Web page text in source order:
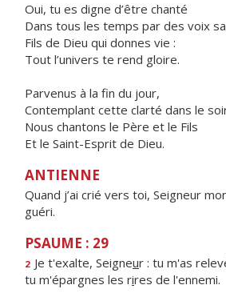
Oui, tu es digne d’être chanté
Dans tous les temps par des voix
Fils de Dieu qui donnes vie :
Tout l’univers te rend gloire.
Parvenus à la fin du jour,
Contemplant cette clarté dans le
Nous chantons le Père et le Fils
Et le Saint-Esprit de Dieu.
ANTIENNE
Quand j’ai crié vers toi, Seigneur
guéri.
PSAUME : 29
2 Je t'exalte, Seigneur : tu m'as
tu m'épargnes les rires de l'ennemi.